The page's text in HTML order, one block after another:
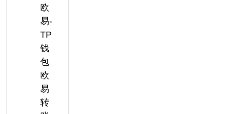
欧
易-
TP
钱
包
欧
易
转